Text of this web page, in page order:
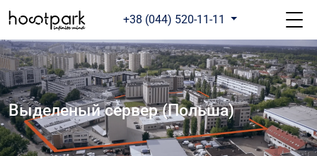
+38 (044) 520-11-11
Выделеный сервер (Польша)